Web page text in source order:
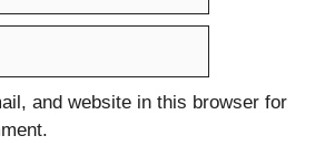
and website in this browser for